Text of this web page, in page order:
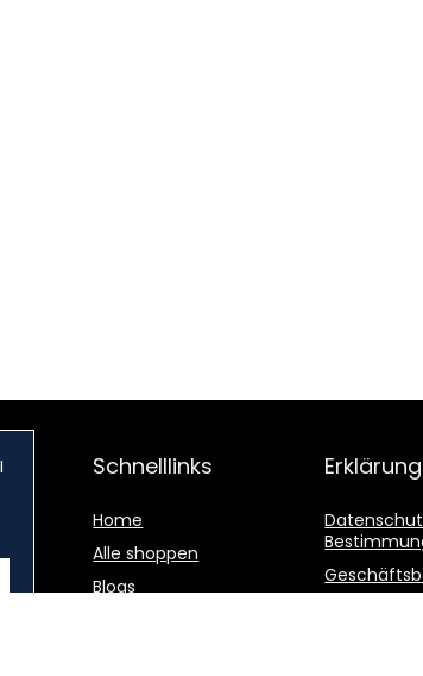
Schnelllinks
Home
Alle shoppen
Blogs